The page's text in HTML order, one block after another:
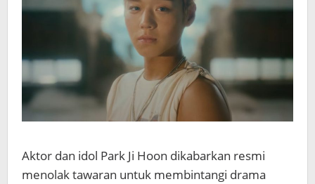
Aktor dan idol Park Ji Hoon dikabarkan resmi
menolak tawaran untuk membintangi drama